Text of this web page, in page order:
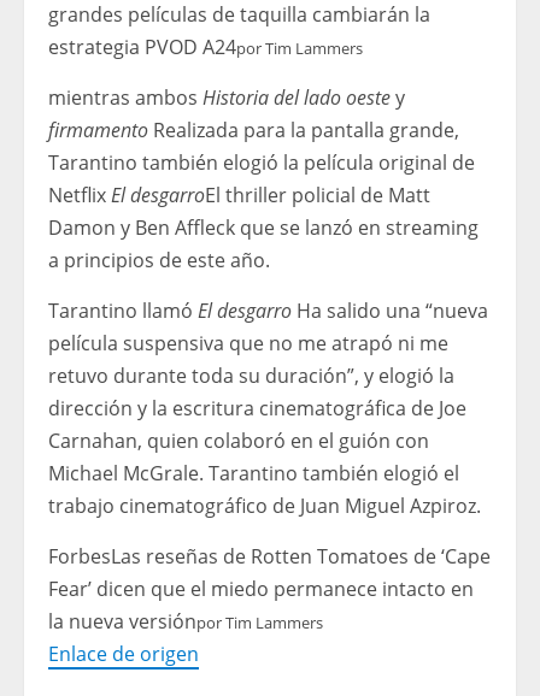
grandes películas de taquilla cambiarán la
estrategia PVOD A24porTim Lammers
mientras ambos Historia del lado oestey
firmamento Realizada para la pantalla grande,
Tarantino también elogió la película original de
NetflixEl desgarroEl thriller policial de Matt
Damon y Ben Affleck que se lanzó en streaming
a principios de este año.
Tarantino llamó El desgarro Ha salido una “nueva
película suspensiva que no me atrapó ni me
retuvo durante toda su duración”, y elogió la
dirección y la escritura cinematográfica de Joe
Carnahan, quien colaboró ​​​​en el guión con
Michael McGrale. Tarantino también elogió el
trabajo cinematográfico de Juan Miguel Azpiroz.
ForbesLas reseñas de Rotten Tomatoes de ‘Cape
Fear’ dicen que el miedo permanece intacto en
la nueva versiónporTim Lammers
Enlace de origen